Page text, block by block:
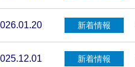
新着情報
新着情報